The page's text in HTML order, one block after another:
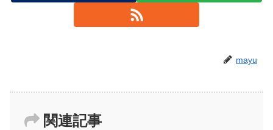
mayu
関連記事